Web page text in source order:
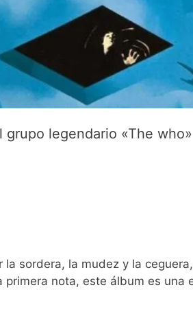
grupo legendario «The who»
sordera, la mudez y la
nota, este álbum es una